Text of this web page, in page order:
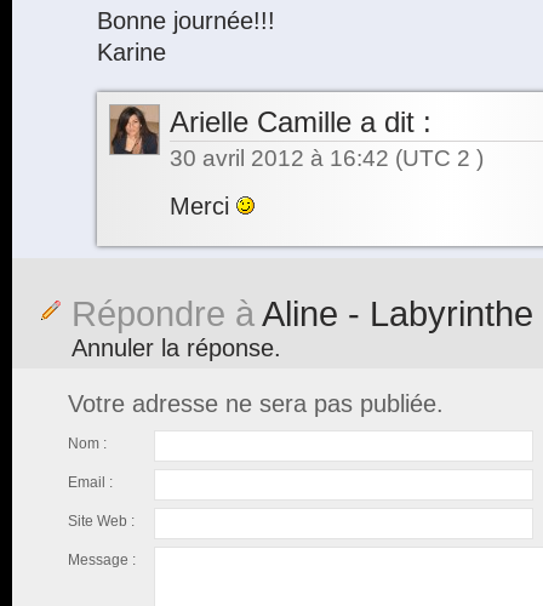
Bonne journée!!!
Karine
Arielle Camille a dit :
30 avril 2012 à 16:42 (UTC 2 )
Merci
Répondre àAline -
Annuler la réponse.
Votre adresse ne sera pas publiée.
Nom :
Email :
Site Web :
Message :